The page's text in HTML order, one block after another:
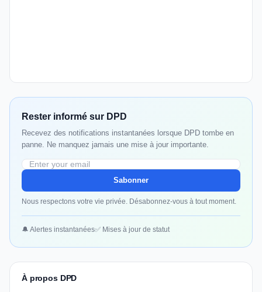
Rester informé sur DPD
Recevez des notifications instantanées lorsque DPD tombe en
panne. Ne manquez jamais une mise à jour importante.
Sabonner
Nous respectons votre vie privée. Désabonnez-vous à tout moment.
🔔 Alertes instantanées✅ Mises à jour de statut
À propos DPD